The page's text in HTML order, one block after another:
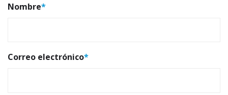
Nombre*
Correo electrónico*